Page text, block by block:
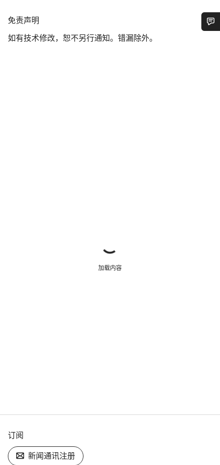
免
声
免责声明
如有技术修改，恕不另行通知。错漏除外。
加载内容
订阅
新闻通讯注册
您需要帮助吗？